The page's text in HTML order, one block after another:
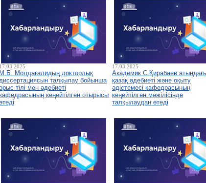
17.03.2025
М.Б. Молдағалидың докторлық
талқылау бойынша
тілі мен әдебиеті
кеңейтілген отырысы
17.03.2025
Академик С.Қирабаев
қазақ әдебиеті және оқыту
әдістемесі кафедрасының
кеңейтілген мәжілісінде
талқылаудан өтеді